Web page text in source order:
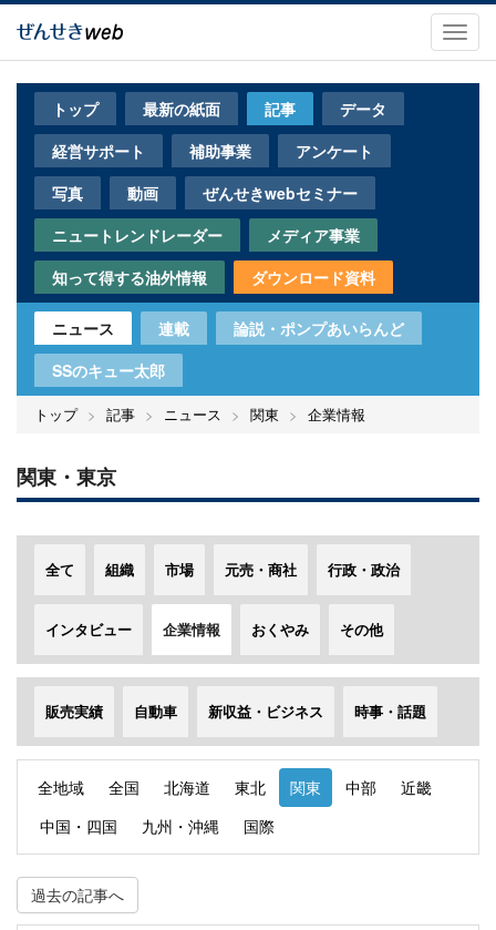
メ
トップ 最新の紙面 記事
データ
経営サポート
補助事業
アンケート
写真
動画
ぜんせきwebセミナー
ニュートレンドレーダー
メディア事業
知って得する油外情報
ダウンロード資料
ニュース 連載
論説・ポンプあいらんど
SSのキュー太郎
トップ 記事 ニュース 関東 企業情報
関東・東京
全て 組織 市場 元売・商社 行政・政治
インタビュー 企業情報 おくやみ その他
販売実績 自動車 新収益・ビジネス 時事・話題
全地域 全国 北海道 東北 関東 中部
近畿
中国・四国
九州・沖縄 国際
過去の記事へ